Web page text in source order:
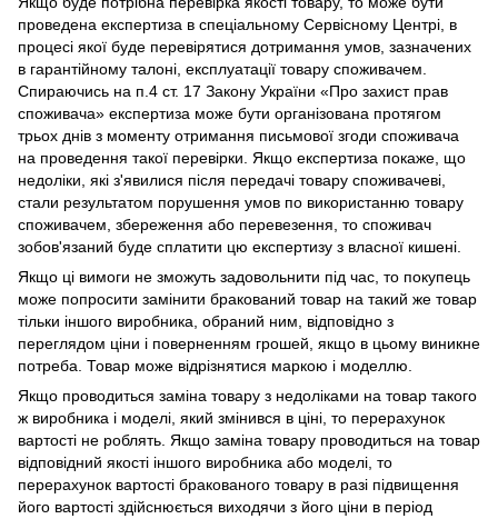
проведена експертиза в спеціальному Сервісному Центрі, в
процесі якої буде перевірятися дотримання умов, зазначених
в гарантійному талоні, експлуатації товару споживачем.
Спираючись на п.4 ст. 17 Закону України «Про захист прав
споживача» експертиза може бути організована протягом
трьох днів з моменту отримання письмової згоди споживача
на проведення такої перевірки. Якщо експертиза покаже, що
недоліки, які з'явилися після передачі товару споживачеві,
стали результатом порушення умов по використанню товару
споживачем, збереження або перевезення, то споживач
зобов'язаний буде сплатити цю експертизу з власної кишені.
Якщо ці вимоги не зможуть задовольнити під час, то покупець
може попросити замінити бракований товар на такий же товар
тільки іншого виробника, обраний ним, відповідно з
переглядом ціни і поверненням грошей, якщо в цьому виникне
потреба. Товар може відрізнятися маркою і моделлю.
Якщо проводиться заміна товару з недоліками на товар такого
ж виробника і моделі, який змінився в ціні, то перерахунок
вартості не роблять. Якщо заміна товару проводиться на товар
відповідний якості іншого виробника або моделі, то
перерахунок вартості бракованого товару в разі підвищення
його вартості здійснюється виходячи з його ціни в період